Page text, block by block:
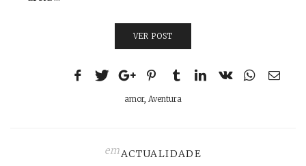
VER POST
amor, Aventura
emACTUALIDADE